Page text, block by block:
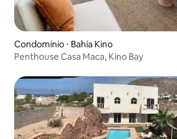
Condomínio ⋅ Bahía Kino
Penthouse Casa Maca, Kino Bay